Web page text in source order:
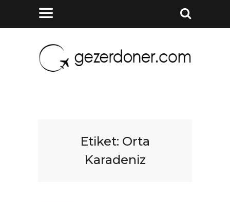
Etiket: Orta
Karadeniz